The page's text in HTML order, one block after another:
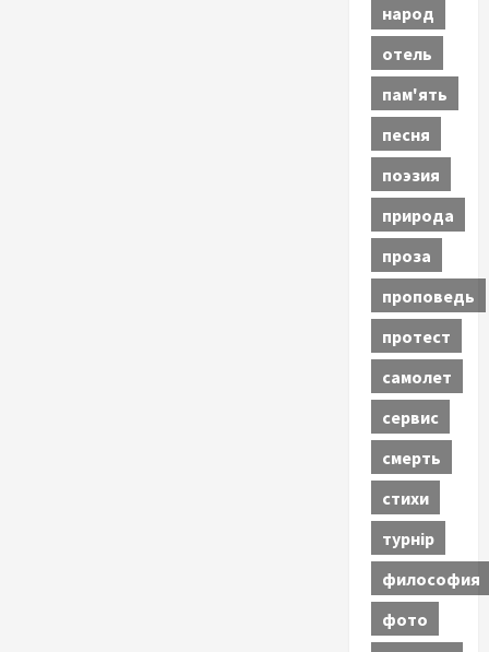
народ
отель
пам'ять
песня
поэзия
природа
проза
проповедь
протест
самолет
сервис
смерть
стихи
турнір
философия
фото